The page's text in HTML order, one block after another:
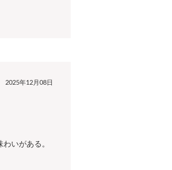
2025年12月08日
いがある。